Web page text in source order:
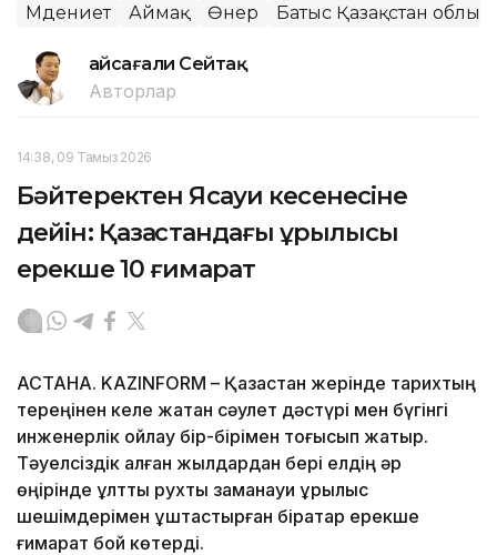
Мәдениет Аймақ Өнер Батыс Қазақстан
Ғайсағали Сейтақ
Авторлар
14:38, 09 Тамыз 2026
Бәйтеректен Ясауи кесенесіне
дейін: Қазақстандағы құрылысы
ерекше 10 ғимарат
АСТАНА. KAZINFORM – Қазақстан жерінде тарихтың
тереңінен келе жатқан сәулет дәстүрі мен бүгінгі
инженерлік ойлау бір-бірімен тоғысып жатыр.
Тәуелсіздік алған жылдардан бері елдің әр
өңірінде ұлттық рухты заманауи құрылыс
шешімдерімен ұштастырған бірқатар ерекше
ғимарат бой көтерді.